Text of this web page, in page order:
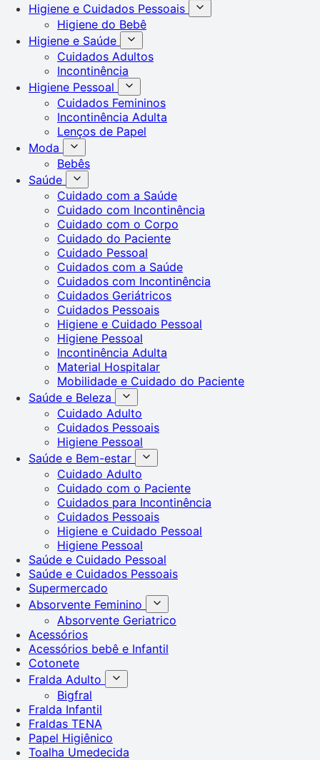
Higiene e Cuidados Pessoais
Higiene do Bebê
Higiene e Saúde
Cuidados Adultos
Incontinência
Higiene Pessoal
Cuidados Femininos
Incontinência Adulta
Lenços de Papel
Moda
Bebês
Saúde
Cuidado com a Saúde
Cuidado com Incontinência
Cuidado com o Corpo
Cuidado do Paciente
Cuidado Pessoal
Cuidados com a Saúde
Cuidados com Incontinência
Cuidados Geriátricos
Cuidados Pessoais
Higiene e Cuidado Pessoal
Higiene Pessoal
Incontinência Adulta
Material Hospitalar
Mobilidade e Cuidado do Paciente
Saúde e Beleza
Cuidado Adulto
Cuidados Pessoais
Higiene Pessoal
Saúde e Bem-estar
Cuidado Adulto
Cuidado com o Paciente
Cuidados para Incontinência
Cuidados Pessoais
Higiene e Cuidado Pessoal
Higiene Pessoal
Saúde e Cuidado Pessoal
Saúde e Cuidados Pessoais
Supermercado
Absorvente Feminino
Absorvente Geriatrico
Acessórios
Acessórios bebê e Infantil
Cotonete
Fralda Adulto
Bigfral
Fralda Infantil
Fraldas TENA
Papel Higiênico
Toalha Umedecida